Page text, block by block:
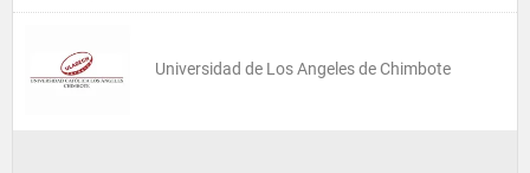
Universidad de Los Angeles de Chimbote